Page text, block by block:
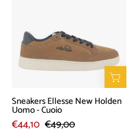
Uomo
-
Cuoio
Sneakers Ellesse New Holden
Uomo - Cuoio
€44,10 €49,00